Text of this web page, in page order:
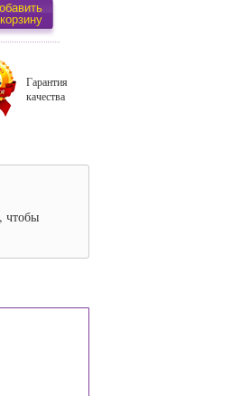
Гарантия
качества
чтобы